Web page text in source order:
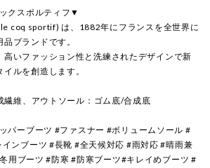
スポルティフ▼
coq sportif) は、1882年にフランスを全世界に
ブランドです。
高いファッション性と洗練されたデザインで新
ルを創造します。
繊維、アウトソール：ゴム底/合成底
パーブーツ #ファスナー #ボリュームソール #
ンブーツ #長靴 #全天候対応 #雨対応 #晴雨兼
用ブーツ #防寒 #防寒ブーツ#キレイめブーツ #